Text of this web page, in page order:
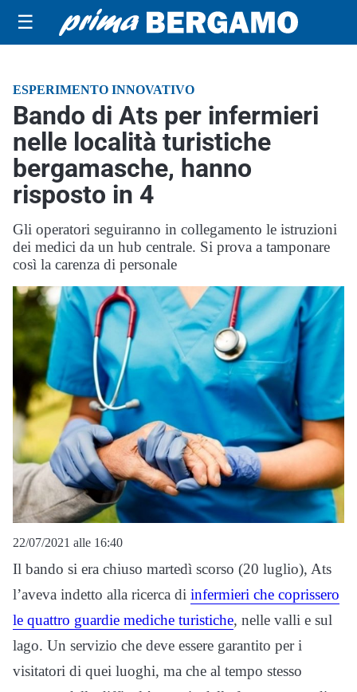
☰
ESPERIMENTO INNOVATIVO
Bando di Ats per infermieri
nelle località turistiche
bergamasche, hanno
risposto in 4
Gli operatori seguiranno in collegamento le istruzioni
dei medici da un hub centrale. Si prova a tamponare
così la carenza di personale
22/07/2021 alle 16:40
Il bando si era chiuso martedì scorso (20 luglio), Ats
l’aveva indetto alla ricerca di infermieri che coprissero
le quattro guardie mediche turistiche, nelle valli e sul
lago. Un servizio che deve essere garantito per i
visitatori di quei luoghi, ma che al tempo stesso